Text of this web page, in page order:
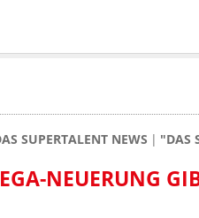
SUPERTALENT NEWS "DAS
NEUERUNG